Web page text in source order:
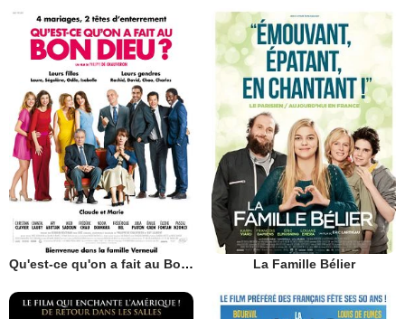
Qu'est-ce qu'on a fait au Bon Dieu? La Famille Bélier